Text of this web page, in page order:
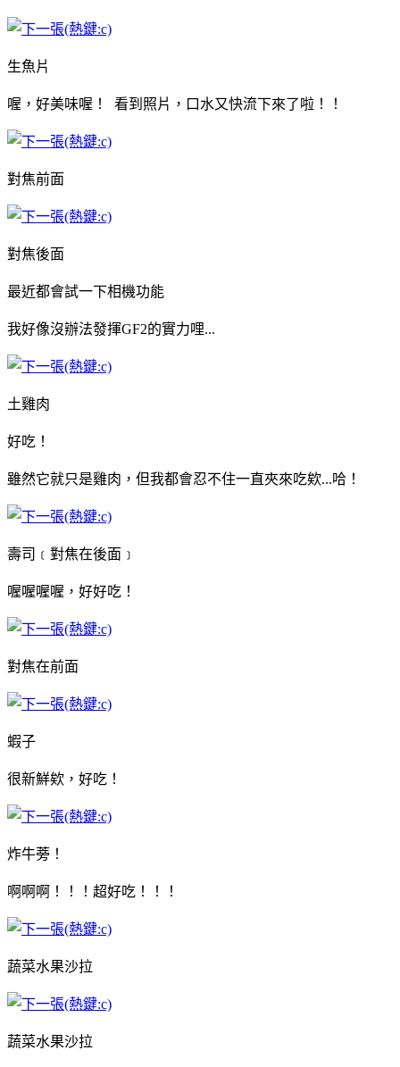
生魚片
喔，好美味喔！ 看到照片，口水又快流下來了啦！！
對焦前面
對焦後面
最近都會試一下相機功能
我好像沒辦法發揮GF2的實力哩...
土雞肉
好吃！
雖然它就只是雞肉，但我都會忍不住一直夾來吃欸...哈！
壽司﹝對焦在後面﹞
喔喔喔喔，好好吃！
對焦在前面
蝦子
很新鮮欸，好吃！
炸牛蒡！
啊啊啊！！！超好吃！！！
蔬菜水果沙拉
蔬菜水果沙拉